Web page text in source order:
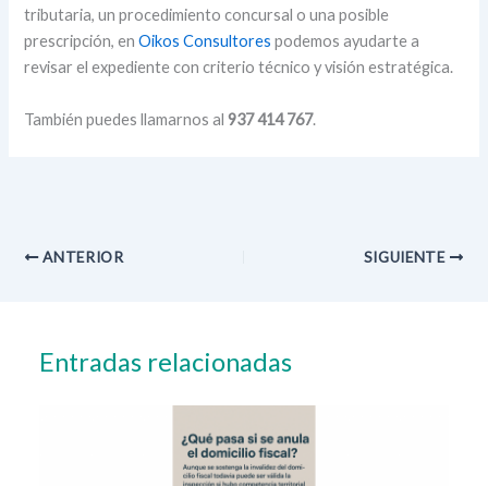
tributaria, un procedimiento concursal o una posible
prescripción, enOikos Consultores podemos ayudarte a
revisar el expediente con criterio técnico y visión estratégica.
También puedes llamarnos al937 414 767.
ANTERIOR SIGUIENTE
Entradas relacionadas